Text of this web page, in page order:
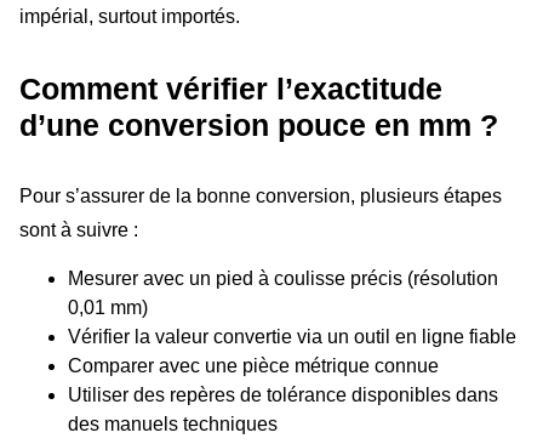
impérial, surtout importés.
Comment vérifier l’exactitude
d’une conversion pouce en mm ?
Pour s’assurer de la bonne conversion, plusieurs étapes
sont à suivre :
Mesurer avec un pied à coulisse précis (résolution
0,01 mm)
Vérifier la valeur convertie via un outil en ligne fiable
Comparer avec une pièce métrique connue
Utiliser des repères de tolérance disponibles dans
des manuels techniques